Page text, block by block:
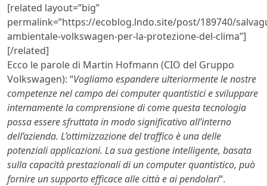
[related layout=”big”
permalink=”https://ecoblog.lndo.site/post/189740/
ambientale-volkswagen-per-la-protezione-del-clima”]
[/related]
Ecco le parole di Martin Hofmann (CIO del Gruppo
Volkswagen): “Vogliamo espandere ulteriormente le nostre
competenze nel campo dei computer quantistici e sviluppare
internamente la comprensione di come questa tecnologia
possa essere sfruttata in modo significativo all’interno
dell’azienda. L’ottimizzazione del traffico è una delle
potenziali applicazioni. La sua gestione intelligente, basata
sulla capacità prestazionali di un computer quantistico, può
fornire un supporto efficace alle città e ai pendolari“.